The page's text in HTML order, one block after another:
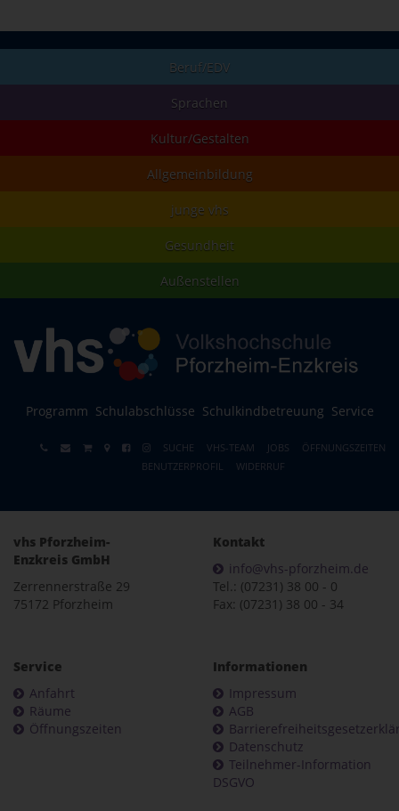
Beruf/EDV
Sprachen
Kultur/Gestalten
Allgemeinbildung
junge vhs
Gesundheit
Außenstellen
Programm Schulabschlüsse Schulkindbetreuung Service
SUCHE VHS-TEAM JOBS
ÖFFNUNGSZEITEN
BENUTZERPROFIL
WIDERRUF
vhs Pforzheim-
Enzkreis GmbH
Zerrennerstraße 29
75172 Pforzheim
Kontakt
info@vhs-pforzheim.de
Tel.: (07231) 38 00 - 0
Fax: (07231) 38 00 - 34
Service
Anfahrt
Räume
Öffnungszeiten
Informationen
Impressum
AGB
Datenschutz
Teilnehmer-Information
DSGVO